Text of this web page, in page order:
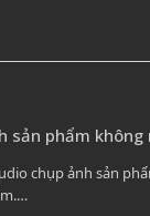
sản phẩm không
chụp ảnh sản